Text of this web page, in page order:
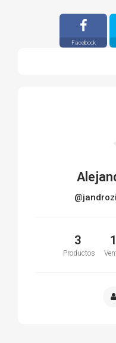
Facebook
3
Productos
1